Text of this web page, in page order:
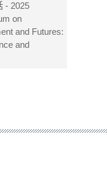
- 2025
on
and Futures:
and